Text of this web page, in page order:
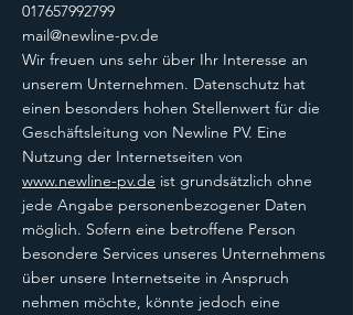
017657992799
mail@newline-pv.de
Wir freuen uns sehr über Ihr Interesse an
unserem Unternehmen. Datenschutz hat
einen besonders hohen Stellenwert für die
Geschäftsleitung von Newline PV. Eine
Nutzung der Internetseiten von
www.newline-pv.de ist grundsätzlich ohne
jede Angabe personenbezogener Daten
möglich. Sofern eine betroffene Person
besondere Services unseres Unternehmens
über unsere Internetseite in Anspruch
nehmen möchte, könnte jedoch eine